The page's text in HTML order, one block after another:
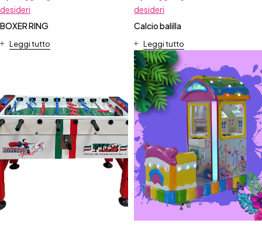
desideri
BOXER RING
Leggi tutto
desideri
Calcio balilla
Leggi tutto